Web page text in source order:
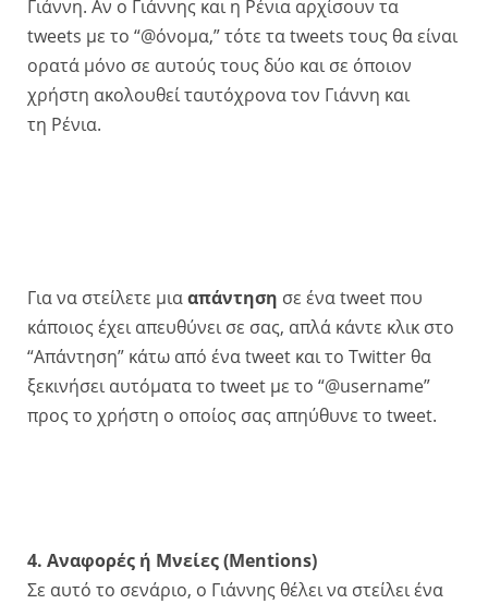
Γιάννη. Αν ο Γιάννης και η Ρένια αρχίσουν τα
tweets με το “@όνομα,” τότε τα tweets τους θα είναι
ορατά μόνο σε αυτούς τους δύο και σε όποιον
χρήστη ακολουθεί ταυτόχρονα τον Γιάννη και
τη Ρένια.
Για να στείλετε μιααπάντηση σε ένα tweet που
κάποιος έχει απευθύνει σε σας, απλά κάντε κλικ στο
“Απάντηση” κάτω από ένα tweet και το Twitter θα
ξεκινήσει αυτόματα το tweet με το “@username”
προς το χρήστη ο οποίος σας απηύθυνε το tweet.
4. Αναφορές ή Μνείες (Mentions)
Σε αυτό το σενάριο, ο Γιάννης θέλει να στείλει ένα